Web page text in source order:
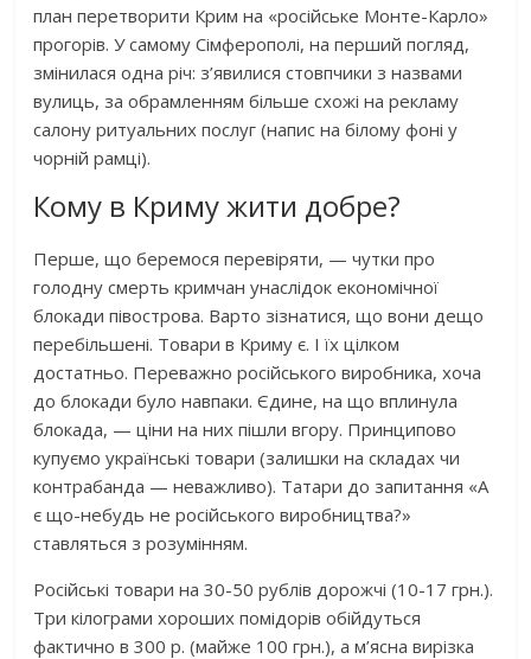
план перетворити Крим на «російське Монте-Карло»
прогорів. У самому Сімферополі, на перший погляд,
змінилася одна річ: з’явилися стовпчики з назвами
вулиць, за обрамленням більше схожі на рекламу
салону ритуальних послуг (напис на білому фоні у
чорній рамці).
Кому в Криму жити добре?
Перше, що беремося перевіряти, — чутки про
голодну смерть кримчан унаслідок економічної
блокади півострова. Варто зізнатися, що вони дещо
перебільшені. Товари в Криму є. І їх цілком
достатньо. Переважно російського виробника, хоча
до блокади було навпаки. Єдине, на що вплинула
блокада, — ціни на них пішли вгору. Принципово
купуємо українські товари (залишки на складах чи
контрабанда — неважливо). Татари до запитання «А
є що-небудь не російського виробництва?»
ставляться з розумінням.
Російські товари на 30-50 рублів дорожчі (10-17 грн.).
Три кілограми хороших помідорів обійдуться
фактично в 300 р. (майже 100 грн.), а м’ясна вирізка